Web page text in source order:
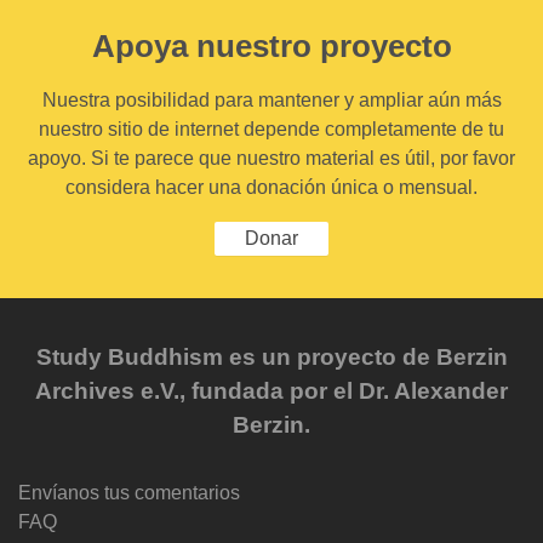
Apoya nuestro proyecto
Nuestra posibilidad para mantener y ampliar aún más
nuestro sitio de internet depende completamente de tu
apoyo. Si te parece que nuestro material es útil, por favor
considera hacer una donación única o mensual.
Donar
Study Buddhism es un proyecto de Berzin
Archives e.V., fundada por el Dr. Alexander
Berzin.
Envíanos tus comentarios
FAQ